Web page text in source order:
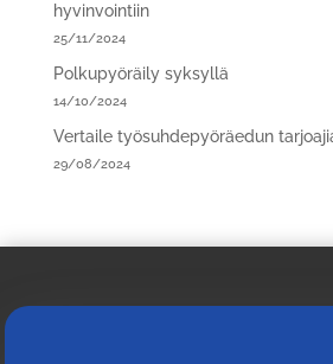
hyvinvointiin
25/11/2024
Polkupyöräily syksyllä
14/10/2024
Vertaile työsuhdepyöräedun
29/08/2024